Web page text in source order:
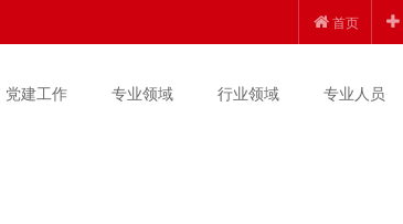
首页
党建工作 专业领域 行业领域 专业人员